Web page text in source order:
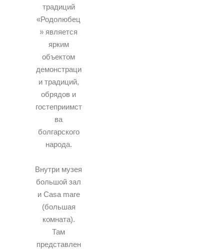
традиций
«Родолюбец
» является
ярким
объектом
демонстраци
и традиций,
обрядов и
гостеприимст
ва
болгарского
народа.
Внутри музея
большой зал
и Casa mare
(большая
комната).
Там
представлен